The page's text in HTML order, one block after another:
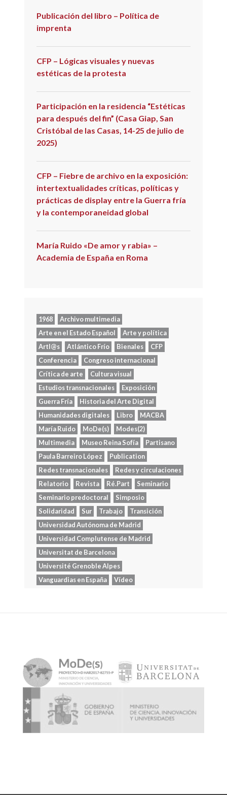
Publicación del libro – Política de
imprenta
CFP – Lógicas visuales y nuevas
estéticas de la protesta
Participación en la residencia “Estéticas
para después del fin” (Casa Giap, San
Cristóbal de las Casas, 14-25 de julio de
2025)
CFP – Fiebre de archivo en la exposición:
intertextualidades críticas, políticas y
prácticas de display entre la Guerra fría
y la contemporaneidad global
María Ruido «De amor y rabia» –
Academia de España en Roma
1968
Archivo multimedia
Arte en el Estado Español
Arte y política
Artl@s
Atlántico Frío Bienales
CFP
Conferencia
Congreso internacional
Crítica de arte
Cultura visual
Estudios transnacionales
Exposición
Guerra Fría
Historia del Arte Digital
Humanidades digitales
Libro
MACBA
María Ruido
MoDe(s)
Modes(2)
Multimedia
Museo Reina Sofía
Partisano
Paula Barreiro López
Publication
Redes transnacionales
Redes y circulaciones
Relatorio
Revista Ré.Part
Seminario
Seminario predoctoral
Simposio
Solidaridad
Sur Trabajo
Transición
Universidad Autónoma de Madrid
Universidad Complutense de Madrid
Universitat de Barcelona
Université Grenoble Alpes
Vanguardias en España
Vídeo